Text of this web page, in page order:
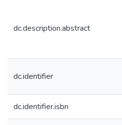
dc.description.abstract
dc.identifier
dc.identifier.isbn